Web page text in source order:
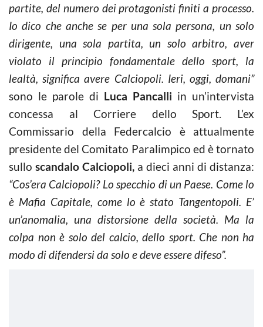
partite, del numero dei protagonisti finiti a processo.
Io dico che anche se per una sola persona, un solo
dirigente, una sola partita, un solo arbitro, aver
violato il principio fondamentale dello sport, la
lealtà, significa avere Calciopoli. Ieri, oggi, domani”
sono le parole di Luca Pancalli in un’intervista
concessa al Corriere dello Sport. L’ex
Commissario della Federcalcio è attualmente
presidente del Comitato Paralimpico ed è tornato
sullo scandalo Calciopoli, a dieci anni di distanza:
“Cos’era Calciopoli? Lo specchio di un Paese. Come lo
è Mafia Capitale, come lo è stato Tangentopoli. E’
un’anomalia, una distorsione della società. Ma la
colpa non è solo del calcio, dello sport. Che non ha
modo di difendersi da solo e deve essere difeso”.